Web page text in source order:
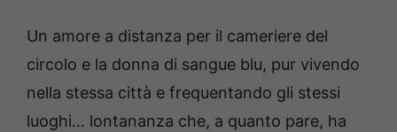
Un amore a distanza per il cameriere del
circolo e la donna di sangue blu, pur vivendo
nella stessa città e frequentando gli stessi
luoghi… lontananza che, a quanto pare, ha